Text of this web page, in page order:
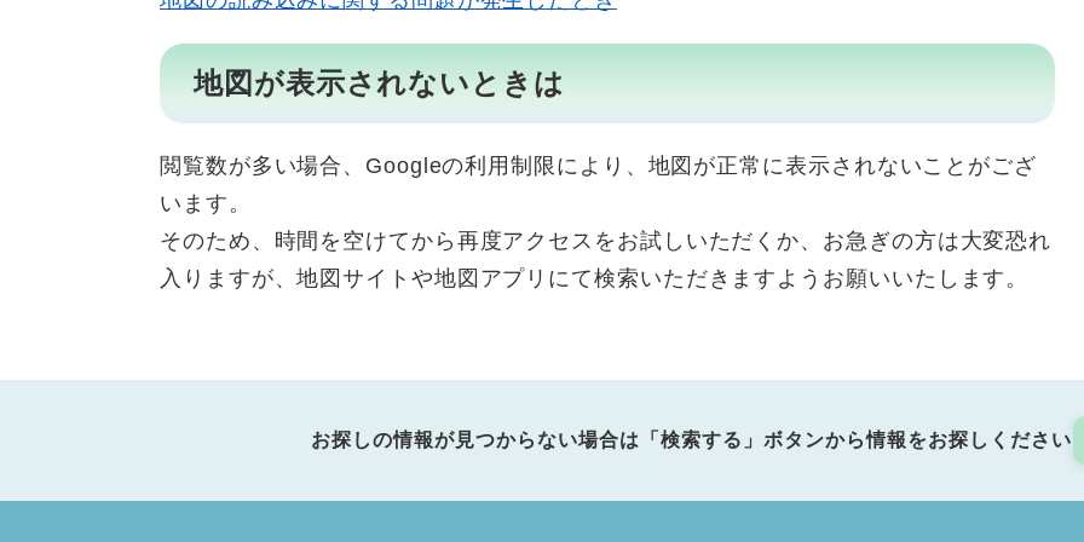
地図が表示されないときは
閲覧数が多い場合、Googleの利用制限により、地図が正常に表示されないことがござ
います。
そのため、時間を空けてから再度アクセスをお試しいただくか、お急ぎの方は大変恐れ
入りますが、地図サイトや地図アプリにて検索いただきますようお願いいたします。
お探しの情報が見つからない場合は「検索する」ボタンから情報をお探しください